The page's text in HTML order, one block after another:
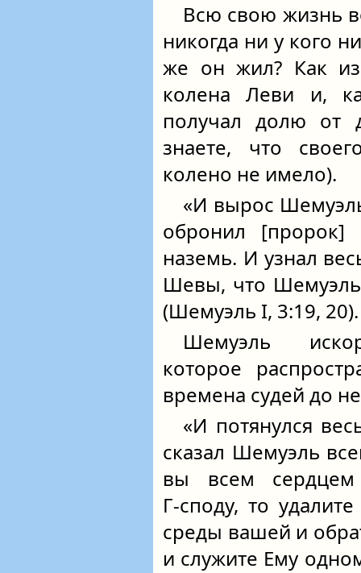
Всю свою жизнь
никогда ни у кого
же он жил? Как
колена Леви и,
получал долю от
знаете, что
колено не имело).
«И вырос
обронил [пророк]
наземь. И узнал
Шевы, что Шемуэль
(Шемуэль I, 3:19, 20).
Шемуэль
которое
времена судей до
«И потянулся
сказал Шемуэль
вы всем
Г‑споду, то
среды вашей и
и служите Ему